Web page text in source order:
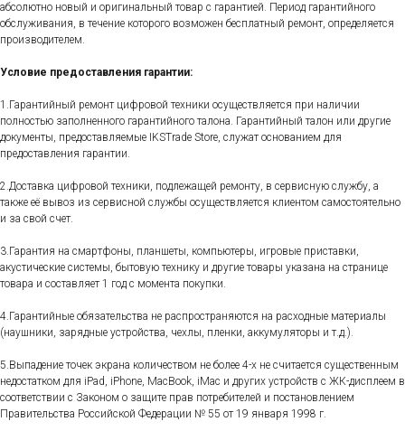
абсолютно новый и оригинальный товар с гарантией. Период гарантийного
обслуживания, в течение которого возможен бесплатный ремонт, определяется
производителем.
Условие предоставления гарантии:
1.Гарантийный ремонт цифровой техники осуществляется при наличии
полностью заполненного гарантийного талона. Гарантийный талон или другие
документы, предоставляемые IKSTrade Store, служат основанием для
предоставления гарантии.
2.Доставка цифровой техники, подлежащей ремонту, в сервисную службу, а
также её вывоз из сервисной службы осуществляется клиентом самостоятельно
и за свой счет.
3.Гарантия на смартфоны, планшеты, компьютеры, игровые приставки,
акустические системы, бытовую технику и другие товары указана на странице
товара и составляет 1 год с момента покупки.
4.Гарантийные обязательства не распространяются на расходные материалы
(наушники, зарядные устройства, чехлы, пленки, аккумуляторы и т.д.).
5.Выпадение точек экрана количеством не более 4-х не считается существенным
недостатком для iPad, iPhone, MacBook, iMac и других устройств с ЖК-дисплеем в
соответствии с Законом о защите прав потребителей и постановлением
Правительства Российской Федерации № 55 от 19 января 1998 г.